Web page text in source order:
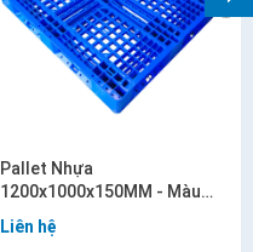
Pallet Nhựa
1200x1000x150MM - Màu
Liên hệ